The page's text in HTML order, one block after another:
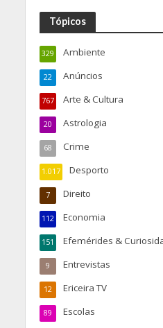
Tópicos
Ambiente
329
Anúncios
22
Arte & Cultura
767
Astrologia
20
Crime
68
Desporto
1.017
Direito
7
Economia
112
Efemérides &
151
Entrevistas
9
Ericeira TV
12
Escolas
89